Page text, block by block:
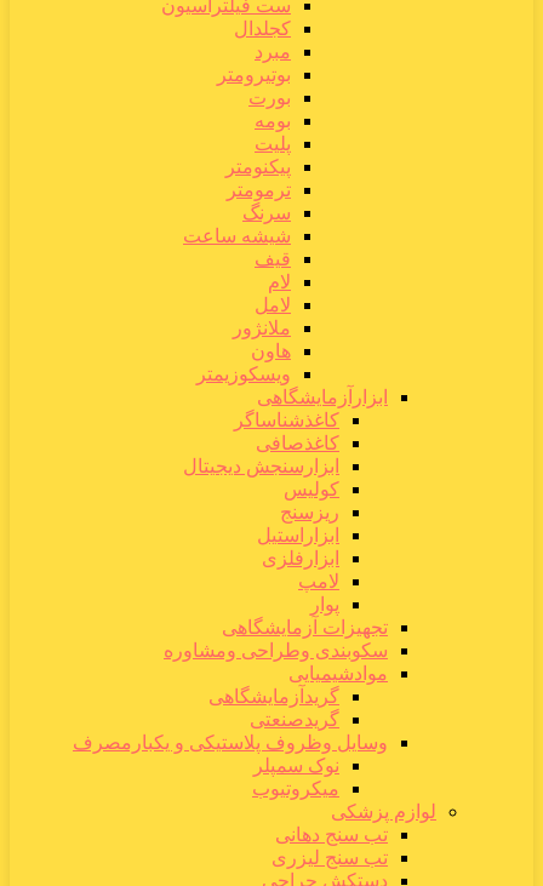
ست فیلتراسیون
کجلدال
مبرد
بوتیرومتر
بورت
بومه
پلیت
پیکنومتر
ترمومتر
سرنگ
شیشه ساعت
قیف
لام
لامل
ملانژور
هاون
ویسکوزیمتر
ابزارآزمایشگاهی
کاغذشناساگر
کاغذصافی
ابزارسنجش دیجیتال
کولیس
ریزسنج
ابزاراستیل
ابزارفلزی
لامپ
پوار
تجهیزات آزمایشگاهی
سکوبندی وطراحی ومشاوره
موادشیمیایی
گریدآزمایشگاهی
گریدصنعتی
وسایل وظروف پلاستیکی و یکبارمصرف
نوک سمپلر
میکروتیوب
لوازم پزشکی
تب سنج دهانی
تب سنج لیزری
دستکش جراحی